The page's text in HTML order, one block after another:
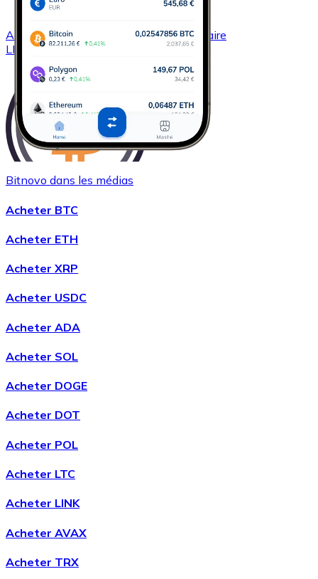
AcheterChainlink
avec virement bancaire
LINK
AcheterWrapped Bitcoin
AcheterAvalanche
Acheter Shiba Inu
SHIB
Bitnovo dans les médias
Acheter BTC
Acheter ETH
Acheter XRP
Acheter USDC
Acheter ADA
Acheter SOL
Acheter DOGE
Acheter DOT
Acheter POL
Acheter LTC
Acheter LINK
Acheter AVAX
Acheter TRX